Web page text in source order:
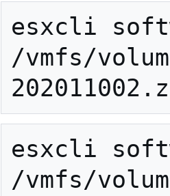
esxcli
/vmfs/
esxcli
/vmfs/